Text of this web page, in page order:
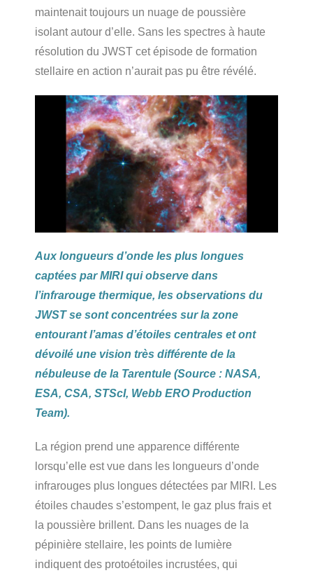
maintenait toujours un nuage de poussière
isolant autour d’elle. Sans les spectres à haute
résolution du JWST cet épisode de formation
stellaire en action n’aurait pas pu être révélé.
Aux longueurs d’onde les plus longues
captées par MIRI qui observe dans
l’infrarouge thermique, les observations du
JWST se sont concentrées sur la zone
entourant l’amas d’étoiles centrales et ont
dévoilé une vision très différente de la
nébuleuse de la Tarentule (Source : NASA,
ESA, CSA, STScI, Webb ERO Production
Team).
La région prend une apparence différente
lorsqu’elle est vue dans les longueurs d’onde
infrarouges plus longues détectées par MIRI. Les
étoiles chaudes s’estompent, le gaz plus frais et
la poussière brillent. Dans les nuages de la
pépinière stellaire, les points de lumière
indiquent des protoétoiles incrustées, qui